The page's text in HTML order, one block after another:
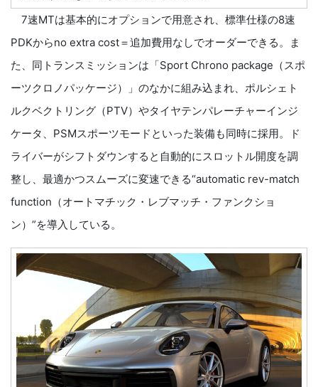
7速MTは基本的にオプションで用意され、標準仕様の8速
PDKからno extra cost＝追加費用なしでオーダーできる。ま
た、同トランスミッションは「Sport Chrono package（スポ
ーツクロノパッケージ）」のなかに組み込まれ、ポルシェト
ルクベクトリング（PTV）やタイヤテンパレーチャーインジ
ケータ、PSMスポーツモードといった装備も同時に採用。ド
ライバーがシフトダウンすると自動的にスロットル開度を調
整し、最適かつスムーズに変速できる“automatic rev-match
function（オートマチック・レブマッチ・ファンクショ
ン）”を導入している。